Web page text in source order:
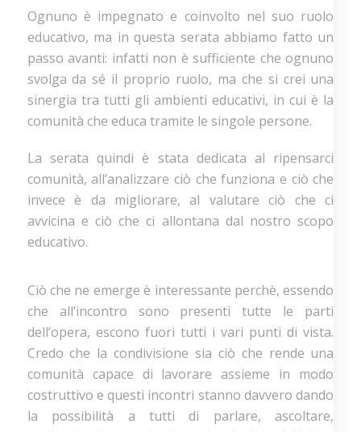
Ognuno è impegnato e coinvolto nel suo ruolo
educativo, ma in questa serata abbiamo fatto un
passo avanti: infatti non è sufficiente che ognuno
svolga da sé il proprio ruolo, ma che si crei una
sinergia tra tutti gli ambienti educativi, in cui è la
comunità che educa tramite le singole persone.
La serata quindi è stata dedicata al ripensarci
comunità, all’analizzare ciò che funziona e ciò che
invece è da migliorare, al valutare ciò che ci
avvicina e ciò che ci allontana dal nostro scopo
educativo.
Ciò che ne emerge è interessante perchè, essendo
che all’incontro sono presenti tutte le parti
dell’opera, escono fuori tutti i vari punti di vista.
Credo che la condivisione sia ciò che rende una
comunità capace di lavorare assieme in modo
costruttivo e questi incontri stanno davvero dando
la possibilità a tutti di parlare, ascoltare,